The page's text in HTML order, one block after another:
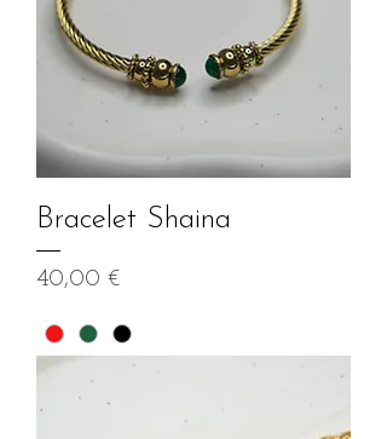
Bracelet Shaina
Prix
40,00 €